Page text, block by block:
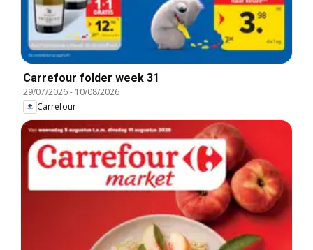
Carrefour folder week 31
29/07/2026- 10/08/2026
Carrefour